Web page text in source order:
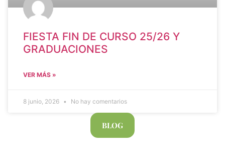
FIESTA FIN DE CURSO 25/26 Y
GRADUACIONES
VER MÁS »
8 junio, 2026 No hay comentarios
BLOG